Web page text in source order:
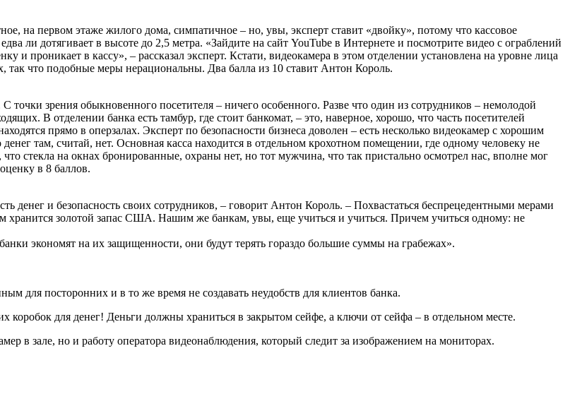
на первом этаже жилого дома, симпатичное – но, увы, эксперт ставит «двойку», потому что кассовое
ли дотягивает в высоте до 2,5 метра. «Зайдите на сайт YouTube в Интернете и посмотрите видео с ограблений
и проникает в кассу», – рассказал эксперт. Кстати, видеокамера в этом отделении установлена на уровне лица
так что подобные меры нерациональны. Два балла из 10 ставит Антон Король.
зрения обыкновенного посетителя – ничего особенного. Разве что один из сотрудников – немолодой
В отделении банка есть тамбур, где стоит банкомат, – это, наверное, хорошо, что часть посетителей
прямо в оперзалах. Эксперт по безопасности бизнеса доволен – есть несколько видеокамер с хорошим
там, считай, нет. Основная касса находится в отдельном крохотном помещении, где одному человеку не
стекла на окнах бронированные, охраны нет, но тот мужчина, что так пристально осмотрел нас, вполне мог
в 8 баллов.
денег и безопасность своих сотрудников, – говорит Антон Король. – Похвастаться беспрецедентными мерами
хранится золотой запас США. Нашим же банкам, увы, еще учиться и учиться. Причем учиться одному: не
экономят на их защищенности, они будут терять гораздо большие суммы на грабежах».
для посторонних и в то же время не создавать неудобств для клиентов банка.
для денег! Деньги должны храниться в закрытом сейфе, а ключи от сейфа – в отдельном месте.
в зале, но и работу оператора видеонаблюдения, который следит за изображением на мониторах.